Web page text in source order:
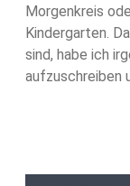
Morgenkreis
Kindergarten.
sind, habe ich
aufzuschreiben